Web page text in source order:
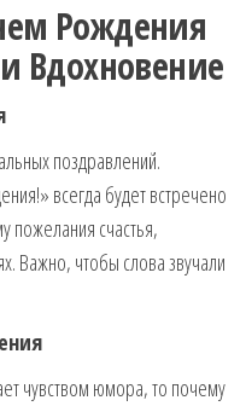
Рождения
Вдохновение
поздравлений.
всегда будет встречено
пожелания счастья,
Важно, чтобы слова звучали
чувством юмора, то почему